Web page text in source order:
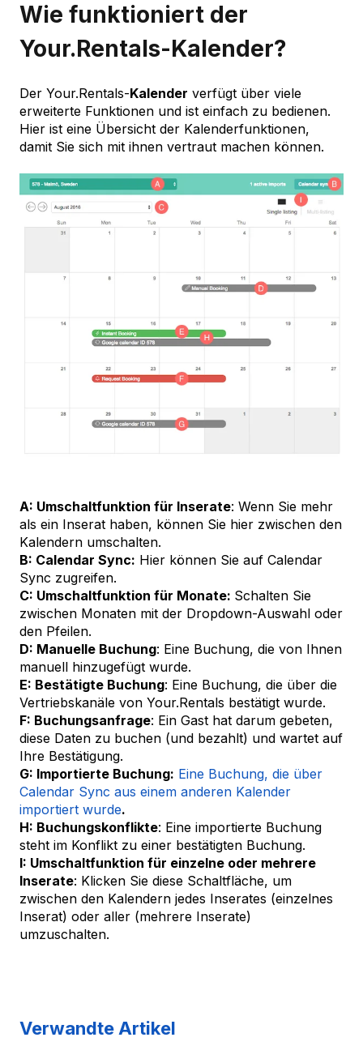
Wie funktioniert der
Your.Rentals-Kalender?
Der Your.Rentals-Kalender verfügt über viele
erweiterte Funktionen und ist einfach zu bedienen.
Hier ist eine Übersicht der Kalenderfunktionen,
damit Sie sich mit ihnen vertraut machen können.
A: Umschaltfunktion für Inserate: Wenn Sie mehr
als ein Inserat haben, können Sie hier zwischen den
Kalendern umschalten.
B: Calendar Sync: Hier können Sie auf Calendar
Sync zugreifen.
C: Umschaltfunktion für Monate: Schalten Sie
zwischen Monaten mit der Dropdown-Auswahl oder
den Pfeilen.
D: Manuelle Buchung: Eine Buchung, die von Ihnen
manuell hinzugefügt wurde.
E: Bestätigte Buchung: Eine Buchung, die über die
Vertriebskanäle von Your.Rentals bestätigt wurde.
F: Buchungsanfrage: Ein Gast hat darum gebeten,
diese Daten zu buchen (und bezahlt) und wartet auf
Ihre Bestätigung.
G: Importierte Buchung: Eine Buchung, die über
Calendar Sync aus einem anderen Kalender
importiert wurde.
H: Buchungskonflikte: Eine importierte Buchung
steht im Konflikt zu einer bestätigten Buchung.
I: Umschaltfunktion für einzelne oder mehrere
Inserate: Klicken Sie diese Schaltfläche, um
zwischen den Kalendern jedes Inserates (einzelnes
Inserat) oder aller (mehrere Inserate)
umzuschalten.
Verwandte Artikel